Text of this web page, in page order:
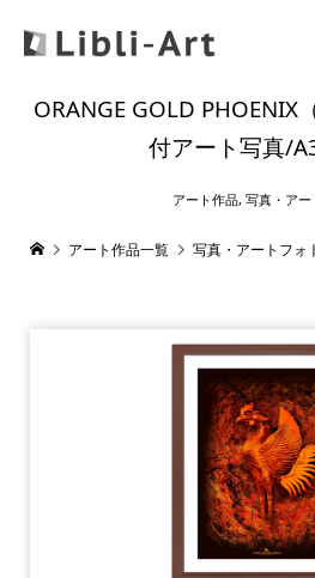
ORANGE GOLD PHOENIX
付アート写真/
アート作品, 写真・アー
アート作品一覧 写真・アートフォ